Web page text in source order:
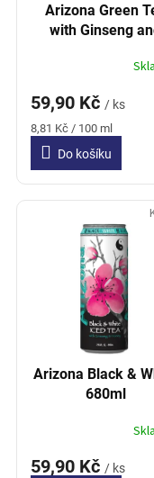
Arizona Green
with Ginseng
59,90 Kč / ks
Měrná
8,81 Kč / 100 ml
Do košíku
Arizona Black &
680ml
59,90 Kč / ks